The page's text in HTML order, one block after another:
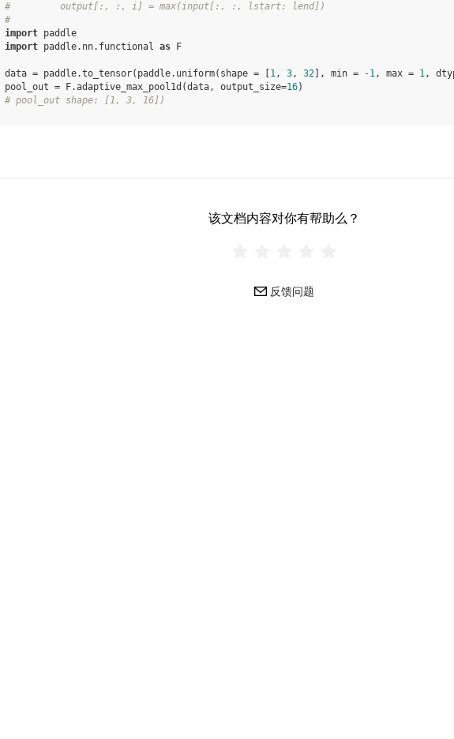
#         output[:, :, i] = max(input[:, :, lstart: lend])
#
import paddle
import paddle.nn.functional as F
data = paddle.to_tensor( paddle. uniform( shape = 1, 3, 32 ], min = -1, max = 1,
pool_out = F.adaptive_max_pool1d (data, output_size=16)
# pool_out shape: [1, 3, 16])
该文档内容对你有帮助么？
反馈问题